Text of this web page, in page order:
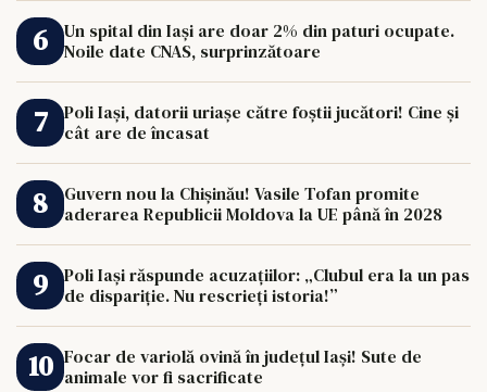
Un spital din Iași are doar 2% din paturi ocupate.
Noile date CNAS, surprinzătoare
Poli Iași, datorii uriașe către foștii jucători! Cine și
cât are de încasat
Guvern nou la Chișinău! Vasile Tofan promite
aderarea Republicii Moldova la UE până în 2028
Poli Iași răspunde acuzațiilor: „Clubul era la un pas
de dispariție. Nu rescrieți istoria!”
Focar de variolă ovină în județul Iași! Sute de
animale vor fi sacrificate